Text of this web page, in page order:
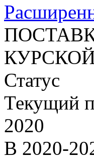
Статус
Текущий
2020
В 2020-